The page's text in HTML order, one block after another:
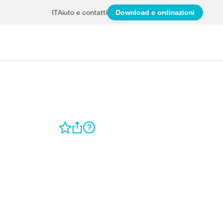
ITAiuto e contatti Download e ordinazioni